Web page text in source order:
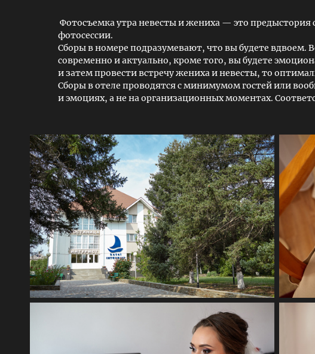
Фотосъемка утра невесты и жениха — это
фотосессии.
Сборы в номере подразумевают, что вы будете вдвоем.
современно и актуально, кроме того, вы будете
и затем провести встречу жениха и невесты, то
Сборы в отеле проводятся с минимумом гостей или
и эмоциях, а не на организационных моментах.